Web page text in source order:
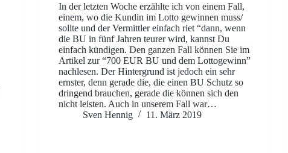
In der letzten Woche erzählte ich von einem Fall,
einem, wo die Kundin im Lotto gewinnen muss/
sollte und der Vermittler einfach riet “dann, wenn
die BU in fünf Jahren teurer wird, kannst Du
einfach kündigen. Den ganzen Fall können Sie im
Artikel zur “700 EUR BU und dem Lottogewinn”
nachlesen. Der Hintergrund ist jedoch ein sehr
ernster, denn gerade die, die einen BU Schutz so
dringend brauchen, gerade die können sich den
nicht leisten. Auch in unserem Fall war…
Sven Hennig
11. März 2019